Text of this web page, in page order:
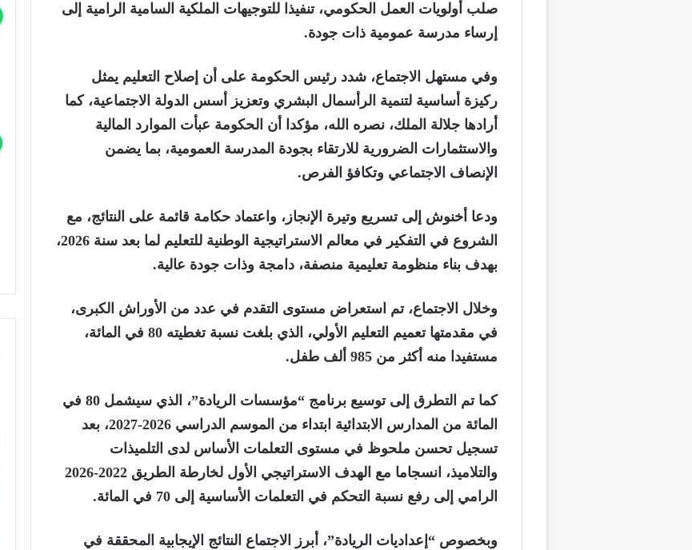
صلب أولويات العمل الحكومي، تنفيذا للتوجيهات الملكية السامية الرامية إلى
إرساء مدرسة عمومية ذات جودة.
وفي مستهل الاجتماع، شدد رئيس الحكومة على أن إصلاح التعليم يمثل
ركيزة أساسية لتنمية الرأسمال البشري وتعزيز أسس الدولة الاجتماعية، كما
أرادها جلالة الملك، نصره الله، مؤكدا أن الحكومة عبأت الموارد المالية
والاستثمارات الضرورية للارتقاء بجودة المدرسة العمومية، بما يضمن
الإنصاف الاجتماعي وتكافؤ الفرص.
ودعا أخنوش إلى تسريع وتيرة الإنجاز، واعتماد حكامة قائمة على النتائج، مع
الشروع في التفكير في معالم الاستراتيجية الوطنية للتعليم لما بعد سنة 2026،
بهدف بناء منظومة تعليمية منصفة، دامجة وذات جودة عالية.
وخلال الاجتماع، تم استعراض مستوى التقدم في عدد من الأوراش الكبرى،
في مقدمتها تعميم التعليم الأولي، الذي بلغت نسبة تغطيته 80 في المائة،
مستفيدا منه أكثر من 985 ألف طفل.
كما تم التطرق إلى توسيع برنامج “مؤسسات الريادة”، الذي سيشمل 80 في
المائة من المدارس الابتدائية ابتداء من الموسم الدراسي 2026-2027، بعد
تسجيل تحسن ملحوظ في مستوى التعلمات الأساس لدى التلميذات
والتلاميذ، انسجاما مع الهدف الاستراتيجي الأول لخارطة الطريق 2022-2026
الرامي إلى رفع نسبة التحكم في التعلمات الأساسية إلى 70 في المائة.
وبخصوص “إعداديات الريادة”، أبرز الاجتماع النتائج الإيجابية المحققة في